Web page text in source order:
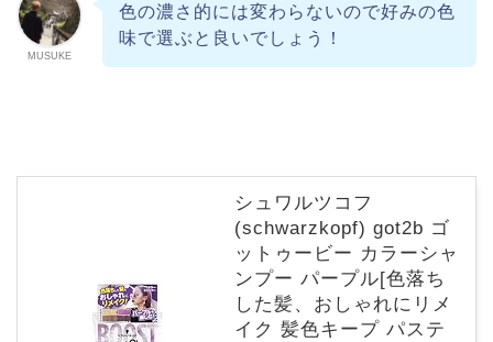
MUSUKE
色の濃さ的には変わらないので好みの色
味で選ぶと良いでしょう！
シュワルツコフ
(schwarzkopf) got2b ゴ
ットゥービー カラーシャ
ンプー パープル[色落ち
した髪、おしゃれにリメ
イク 髪色キープ パステ